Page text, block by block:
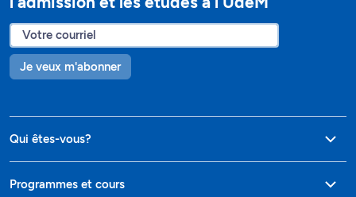
Je veux m'abonner
Qui êtes-vous?
Programmes et cours